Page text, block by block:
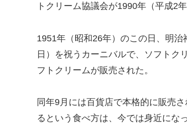
トクリーム協議会が1990年（平成2年
1951年（昭和26年）のこの日、明治
日）を祝うカーニバルで、ソフトク
フトクリームが販売された。
同年9月には百貨店で本格的に販売
るという食べ方は、今では身近にな